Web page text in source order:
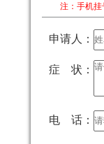
注：手机挂
申请人：
症 状：
电 话：